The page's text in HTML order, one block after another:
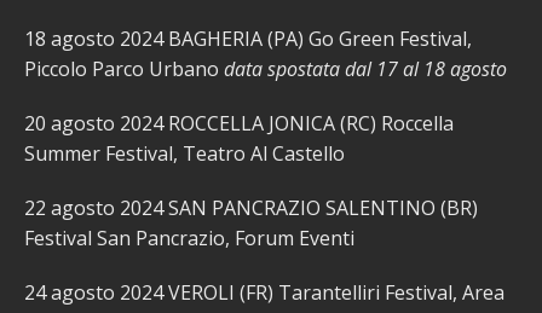
18 agosto 2024 BAGHERIA (PA) Go Green Festival,
Piccolo Parco Urbano data spostata dal 17 al 18 agosto
20 agosto 2024 ROCCELLA JONICA (RC) Roccella
Summer Festival, Teatro Al Castello
22 agosto 2024 SAN PANCRAZIO SALENTINO (BR)
Festival San Pancrazio, Forum Eventi
24 agosto 2024 VEROLI (FR) Tarantelliri Festival, Area